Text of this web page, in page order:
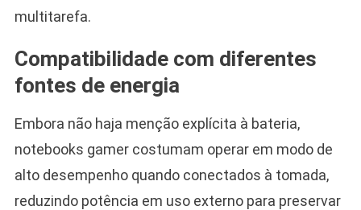
multitarefa.
Compatibilidade com diferentes
fontes de energia
Embora não haja menção explícita à bateria,
notebooks gamer costumam operar em modo de
alto desempenho quando conectados à tomada,
reduzindo potência em uso externo para preservar